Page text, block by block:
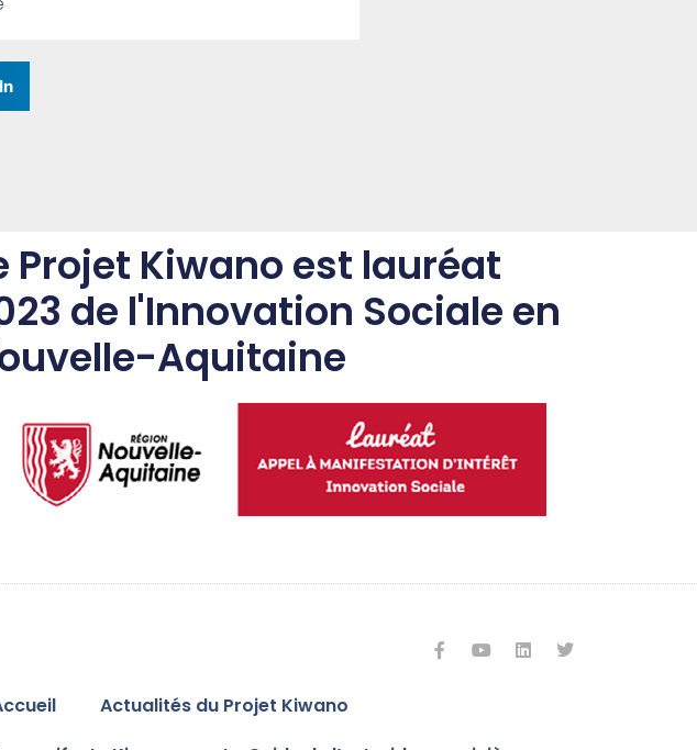
Projet Kiwano est lauréat
de l'Innovation Sociale en
Aquitaine
Actualités du Projet Kiwano